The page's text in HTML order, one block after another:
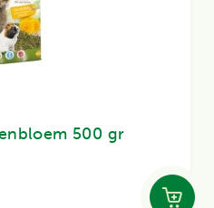
500 gr